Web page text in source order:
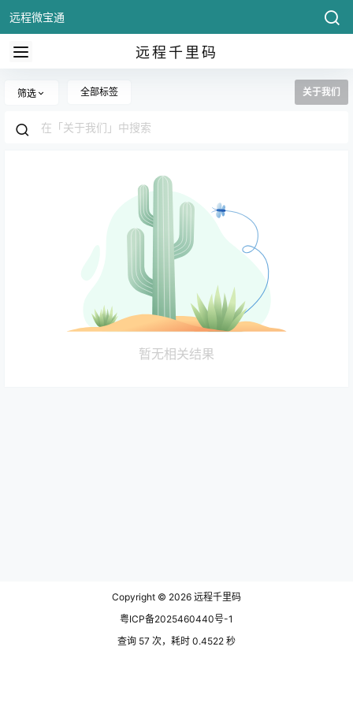
远程微宝通
远程千里码
筛选 全部标签 关于我们
暂无相关结果
Copyright © 2026 远程千里码
粤ICP备2025460440号-1
查询 57 次，耗时 0.4522 秒